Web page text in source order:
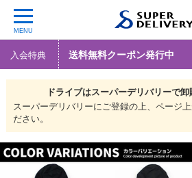
MENU
入会特典 送料無料クーポン発行中
ドライブはスーパーデリバリーで卸
スーパーデリバリーにご登録の上、ページ
ださい。